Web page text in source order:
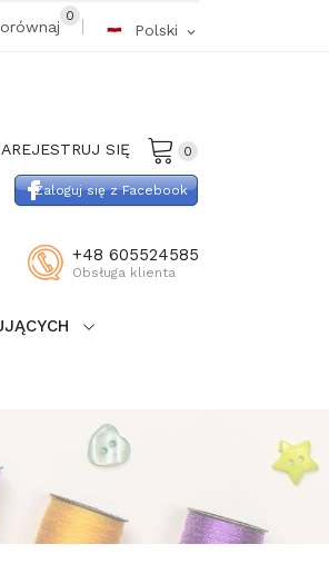
Polski expand_more
0
0
SIĘ
+48 605524585
Obsługa klienta
Zaloguj się z Facebook